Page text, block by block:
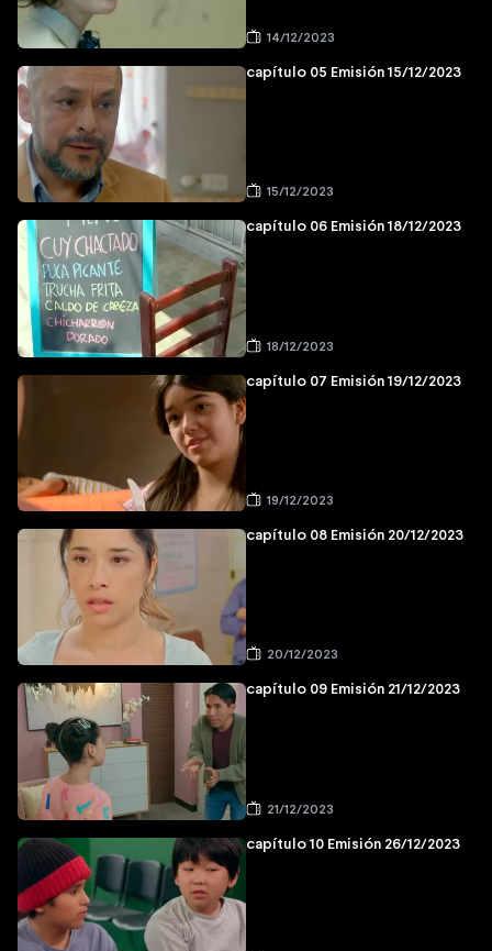
14/12/2023
capítulo 05 Emisión 15/12/2023
15/12/2023
capítulo 06 Emisión 18/12/2023
18/12/2023
capítulo 07 Emisión 19/12/2023
19/12/2023
capítulo 08 Emisión 20/12/2023
20/12/2023
capítulo 09 Emisión 21/12/2023
21/12/2023
capítulo 10 Emisión 26/12/2023